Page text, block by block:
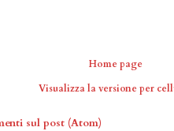
Home page
Visualizza la versione per
sul post (Atom)